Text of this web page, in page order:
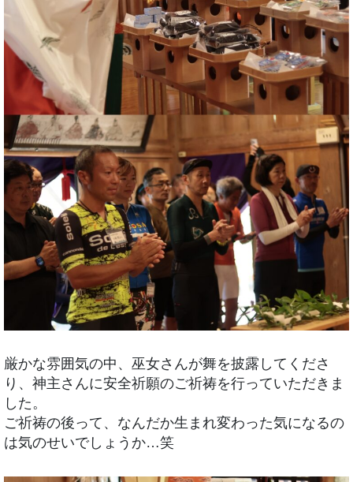
厳かな雰囲気の中、巫女さんが舞を披露してくださ
り、神主さんに安全祈願のご祈祷を行っていただきま
した。
ご祈祷の後って、なんだか生まれ変わった気になるの
は気のせいでしょうか…笑